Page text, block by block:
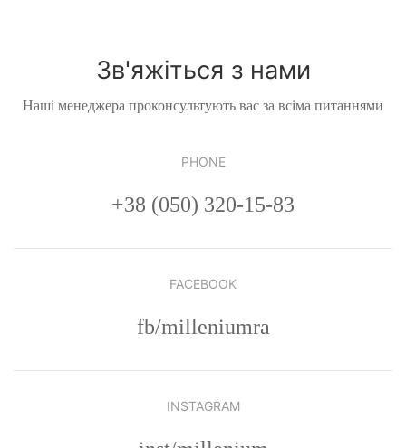
Зв'яжіться з нами
Наші менеджера проконсультують вас за всіма питаннями
PHONE
+38 (050) 320-15-83
FACEBOOK
fb/milleniumra
INSTAGRAM